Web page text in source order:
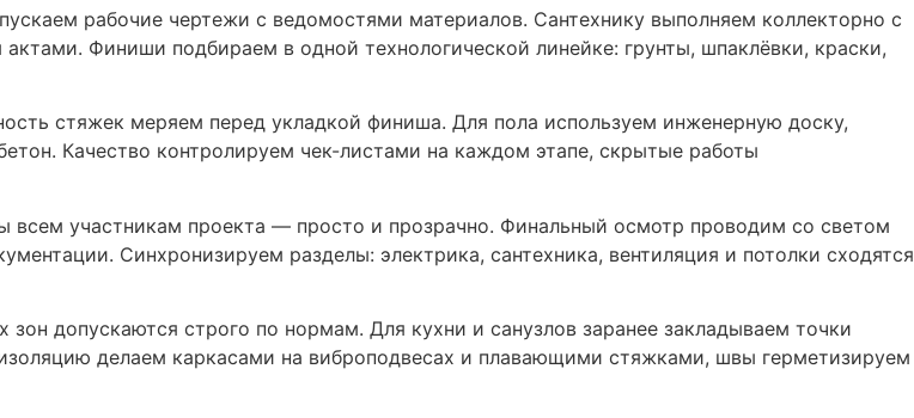
рабочие чертежи с ведомостями материалов. Сантехнику выполняем коллекторно с
Финиши подбираем в одной технологической линейке: грунты, шпаклёвки, краски,
стяжек меряем перед укладкой финиша. Для пола используем инженерную доску,
Качество контролируем чек-листами на каждом этапе, скрытые работы
участникам проекта — просто и прозрачно. Финальный осмотр проводим со светом
Синхронизируем разделы: электрика, сантехника, вентиляция и потолки сходятся
допускаются строго по нормам. Для кухни и санузлов заранее закладываем точки
делаем каркасами на виброподвесах и плавающими стяжками, швы герметизируем